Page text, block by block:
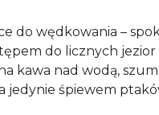
do wędkowania –
do licznych jezior
kawa nad wodą,
jedynie śpiewem